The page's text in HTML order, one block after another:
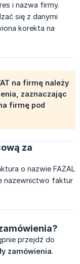
i nazwa firmy.
się z danymi
korekta na
na firmę należy
zaznaczając
firmę pod
za
o nazwie FAZAL
nazewnictwo faktur
przejdź do
zamówienia.